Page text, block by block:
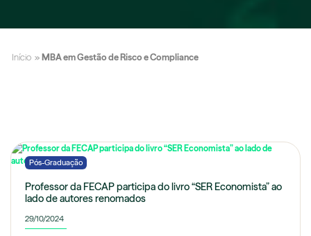
Início » MBA em Gestão de Risco e Compliance
Pós-Graduação
Professor da FECAP participa do livro “SER Economista” ao
lado de autores renomados
29/10/2024